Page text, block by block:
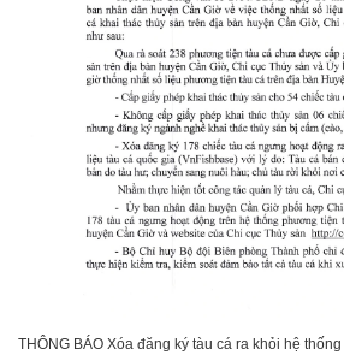
THÔNG BÁO Xóa đăng ký tàu cá ra khỏi hệ